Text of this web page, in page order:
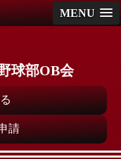
MENU
球部OB会
請